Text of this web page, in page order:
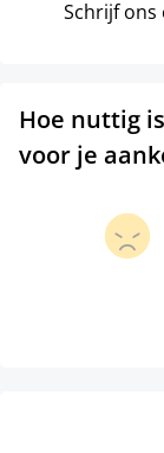
Schrijf ons
Hoe nuttig
voor je